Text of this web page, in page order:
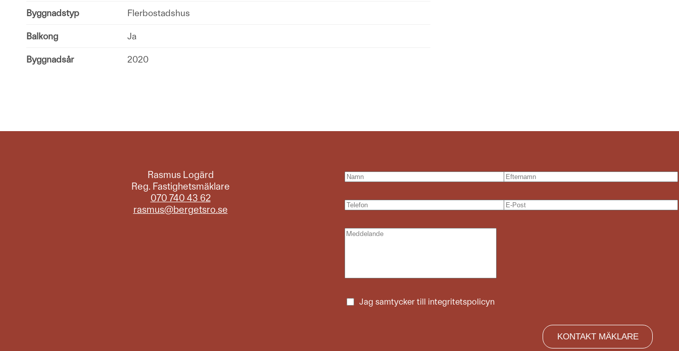
Byggnadstyp Flerbostadshus
Balkong Ja
Byggnadsår 2020
Rasmus Logärd
Reg. Fastighetsmäklare
070 740 43 62
rasmus@bergetsro.se
Jag samtycker till integritetspolicyn